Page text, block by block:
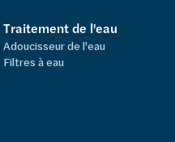
Traitement de l'eau
Adoucisseur de l'eau
Filtres à eau